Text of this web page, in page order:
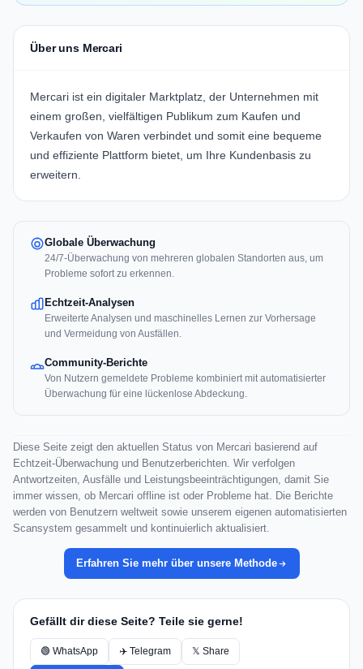
Über uns Mercari
Mercari ist ein digitaler Marktplatz, der Unternehmen mit
einem großen, vielfältigen Publikum zum Kaufen und
Verkaufen von Waren verbindet und somit eine bequeme
und effiziente Plattform bietet, um Ihre Kundenbasis zu
erweitern.
Globale Überwachung
24/7-Überwachung von mehreren globalen Standorten aus, um
Probleme sofort zu erkennen.
Echtzeit-Analysen
Erweiterte Analysen und maschinelles Lernen zur Vorhersage
und Vermeidung von Ausfällen.
Community-Berichte
Von Nutzern gemeldete Probleme kombiniert mit automatisierter
Überwachung für eine lückenlose Abdeckung.
Diese Seite zeigt den aktuellen Status von Mercari basierend auf
Echtzeit-Überwachung und Benutzerberichten. Wir verfolgen
Antwortzeiten, Ausfälle und Leistungsbeeinträchtigungen, damit Sie
immer wissen, ob Mercari offline ist oder Probleme hat. Die Berichte
werden von Benutzern weltweit sowie unserem eigenen automatisierten
Scansystem gesammelt und kontinuierlich aktualisiert.
Erfahren Sie mehr über unsere Methode
Gefällt dir diese Seite? Teile sie gerne!
🟢 WhatsApp ✈️ Telegram 𝕏 Share